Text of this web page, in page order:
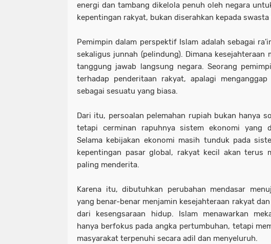
energi dan tambang dikelola penuh oleh negara
kepentingan rakyat, bukan diserahkan kepada swasta
Pemimpin dalam perspektif Islam adalah sebagai
sekaligus junnah (pelindung). Dimana kesejahteraan
tanggung jawab langsung negara. Seorang
terhadap penderitaan rakyat, apalagi
sebagai sesuatu yang biasa.
Dari itu, persoalan pelemahan rupiah bukan hanya
tetapi cerminan rapuhnya sistem ekonomi yang
Selama kebijakan ekonomi masih tunduk pada
kepentingan pasar global, rakyat kecil akan terus
paling menderita.
Karena itu, dibutuhkan perubahan mendasar
yang benar-benar menjamin kesejahteraan rakyat
dari kesengsaraan hidup. Islam menawarkan
hanya berfokus pada angka pertumbuhan, tetapi
masyarakat terpenuhi secara adil dan menyeluruh.